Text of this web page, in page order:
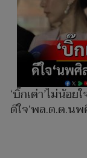
‘บิ๊กเต่า’ไม่น้อย
ดีใจ‘พล.ต.ต.นพ